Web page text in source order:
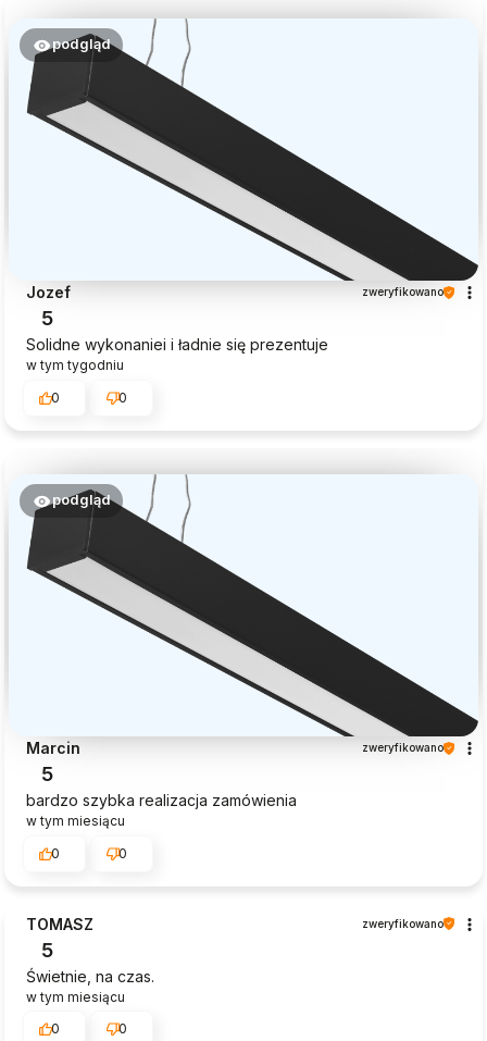
podgląd
Jozef zweryfikowano
5
Solidne wykonaniei i ładnie się prezentuje
w tym tygodniu
0
0
podgląd
Marcin zweryfikowano
5
bardzo szybka realizacja zamówienia
w tym miesiącu
0
0
TOMASZ zweryfikowano
5
Świetnie, na czas.
w tym miesiącu
0
0